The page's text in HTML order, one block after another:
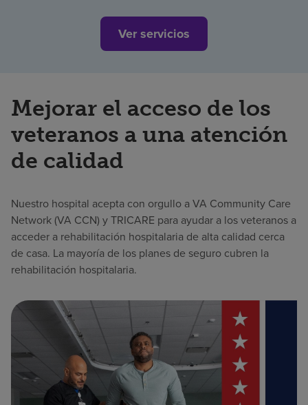
Ver servicios
Mejorar el acceso de los
veteranos a una atención
de calidad
Nuestro hospital acepta con orgullo a VA Community Care
Network (VA CCN) y TRICARE para ayudar a los veteranos a
acceder a rehabilitación hospitalaria de alta calidad cerca
de casa. La mayoría de los planes de seguro cubren la
rehabilitación hospitalaria.